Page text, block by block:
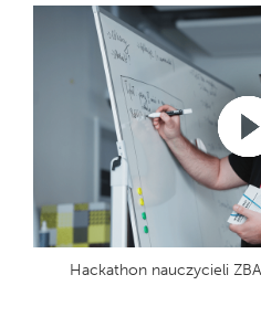
Hackathon nauczycieli